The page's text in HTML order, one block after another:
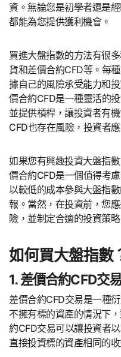
資。無論您是初學者還是
都能為您提供獲利機會。
買進大盤指數的方法有很
貨和差價合約CFD等。每
據自己的風險承受能力和
價合約CFD是一種靈活的
並提供槓桿，讓投資者有
CFD也存在風險，投資者
如果您有興趣投資大盤指
價合約CFD是一個值得考
以較低的成本參與大盤指
報。當然，在投資前，您
險，並制定合適的投資策略
如何買大盤指數
1. 差價合約CFD交
差價合約CFD交易是一種
不擁有標的資產的情況下
約CFD交易可以讓投資者
直接投資標的資產相同的